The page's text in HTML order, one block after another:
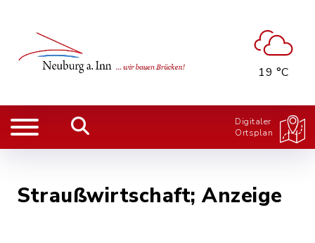
19 °C
Digitaler
Ortsplan
Straußwirtschaft; Anzeige